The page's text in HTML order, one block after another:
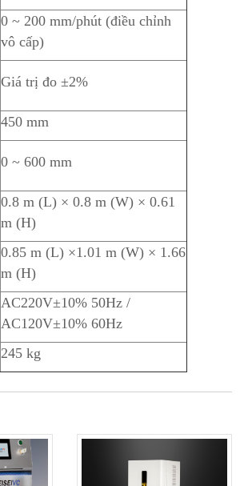
0 ~ 200 mm/phút (điều chỉnh
vô cấp)
Giá trị đo ±2%
450 mm
0 ~ 600 mm
0.8 m (L) × 0.8 m (W) × 0.61
m (H)
0.85 m (L) ×1.01 m (W) × 1.66
m (H)
AC220V±10% 50Hz /
AC120V±10% 60Hz
245 kg